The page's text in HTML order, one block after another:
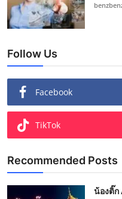
Follow Us
Facebook
TikTok
Recommended Posts
น้องติ๊ก